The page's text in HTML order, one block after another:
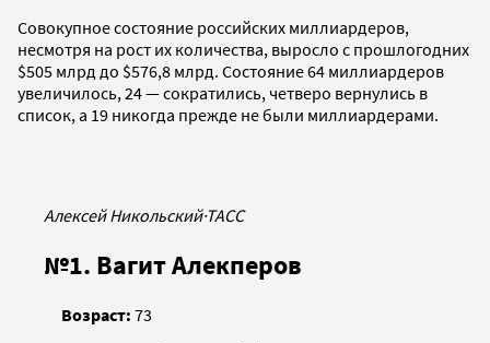
Совокупное состояние российских миллиардеров,
несмотря на рост их количества, выросло с прошлогодних
$505 млрд до $576,8 млрд. Состояние 64 миллиардеров
увеличилось, 24 — сократились, четверо вернулись в
список, а 19 никогда прежде не были миллиардерами.
Алексей Никольский·ТАСС
№1. Вагит Алекперов
Возраст: 73